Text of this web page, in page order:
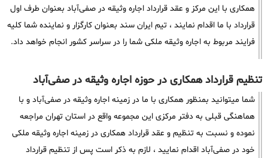
همکاری با این مرکز و عقد قرارداد اجاره وثیقه در صفی‌آباد بعنوان طرف اول
قرارداد با ما اقدام نمایند ، تیم ایران سند بعنوان کارگزار و نماینده شما کلیه
فرایند مربوط به اجاره وثیقه ملکی شما را در سراسر کشور انجام خواهد داد.
تنظیم قرارداد همکاری در حوزه اجاره وثیقه در صفی‌آباد
شما میتوانید بمنظور همکاری با ما در زمینه اجاره وثیقه در صفی‌آباد و با
هماهنگی قبلی به دفتر مرکزی این مجموعه واقع در استان تهران مراجعه
نموده و نسبت به تنظیم و عقد قرارداد همکاری در زمینه اجاره وثیقه ملکی
خود در صفی‌آباد اقدام نمایید ، لازم به ذکر است پس از تنظیم قرارداد